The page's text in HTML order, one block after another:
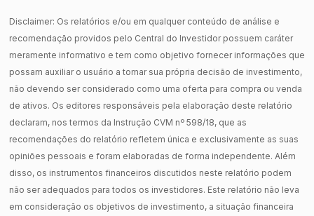
Disclaimer: Os relatórios e/ou em qualquer conteúdo de análise e
recomendação providos pelo Central do Investidor possuem caráter
meramente informativo e tem como objetivo fornecer informações que
possam auxiliar o usuário a tomar sua própria decisão de investimento,
não devendo ser considerado como uma oferta para compra ou venda
de ativos. Os editores responsáveis pela elaboração deste relatório
declaram, nos termos da Instrução CVM nº 598/18, que as
recomendações do relatório refletem única e exclusivamente as suas
opiniões pessoais e foram elaboradas de forma independente. Além
disso, os instrumentos financeiros discutidos neste relatório podem
não ser adequados para todos os investidores. Este relatório não leva
em consideração os objetivos de investimento, a situação financeira